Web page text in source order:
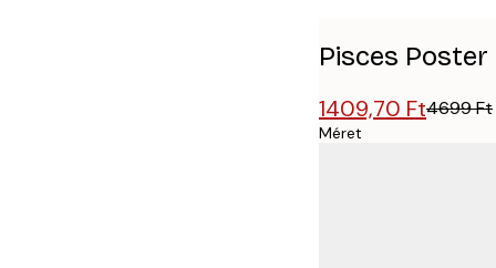
Pisces Poster
1409,70 Ft4699 Ft
Méret